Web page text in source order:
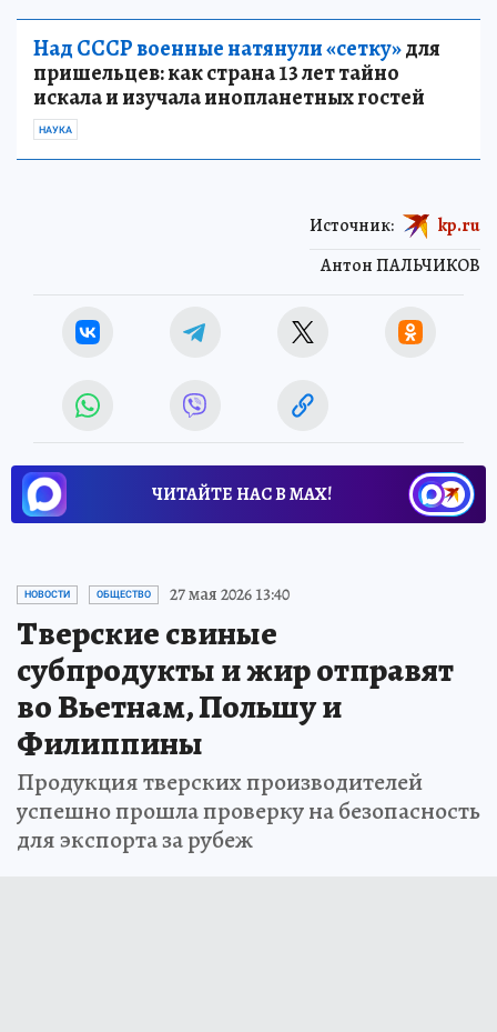
Над СССР военные натянули «сетку»для
пришельцев: как страна 13 лет тайно
искала и изучала инопланетных гостей
НАУКА
Антон ПАЛЬЧИКОВ
Источник: kp.ru
ЧИТАЙТЕ НАС В МАХ!
НОВОСТИ ОБЩЕСТВО 27 мая 2026 13:40
Тверские свиные
субпродукты и жир отправят
во Вьетнам, Польшу и
Филиппины
Продукция тверских производителей
успешно прошла проверку на безопасность
для экспорта за рубеж